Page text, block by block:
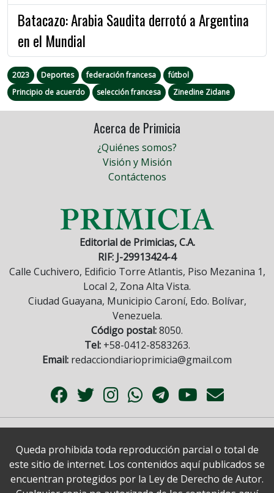
Batacazo: Arabia Saudita derrotó a Argentina
en el Mundial
2023 Deportes federación francesa
fútbol
Principio de acuerdo
selección francesa Zinedine Zidane
Acerca de Primicia
¿Quiénes somos?
Visión y Misión
Contáctenos
Editorial de Primicias, C.A.
RIF: J-29913424-4
Calle Cuchivero, Edificio Torre Atlantis, Piso Mezanina 1,
Local 2, Zona Alta Vista.
Ciudad Guayana, Municipio Caroní, Edo. Bolívar,
Venezuela.
Código postal:8050.
Tel:+58-0412-8583263.
Email: redacciondiarioprimicia@gmail.com
Queda prohibida toda reproducción parcial o total de
este sitio de internet. Los contenidos aquí publicados se
encuentran protegidos por la Ley de Derecho de Autor.